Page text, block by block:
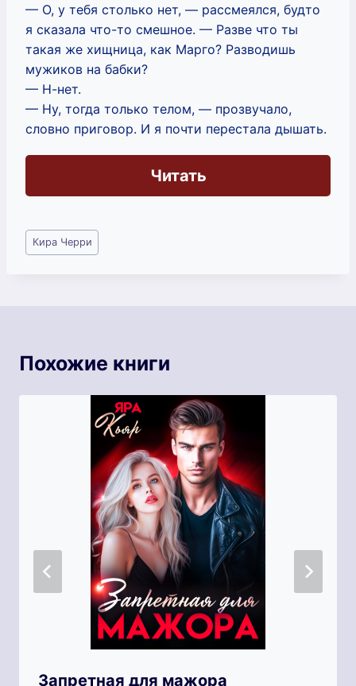
— О, у тебя столько нет, — рассмеялся, будто
я сказала что-то смешное. — Разве что ты
такая же хищница, как Марго? Разводишь
мужиков на бабки?
— Н-нет.
— Ну, тогда только телом, — прозвучало,
словно приговор. И я почти перестала дышать.
Читать
Метки
записи:
Кира Черри
Похожие книги
Запретная для мажора